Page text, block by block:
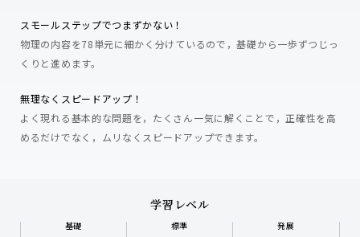
スモールステップでつまずかない！
物理の内容を78単元に細かく分けているので，基礎から一歩ずつじっ
くりと進めます。
無理なくスピードアップ！
よく現れる基本的な問題を，たくさん一気に解くことで，正確性を高
めるだけでなく，ムリなくスピードアップできます。
学習レベル
基礎 標準 発展